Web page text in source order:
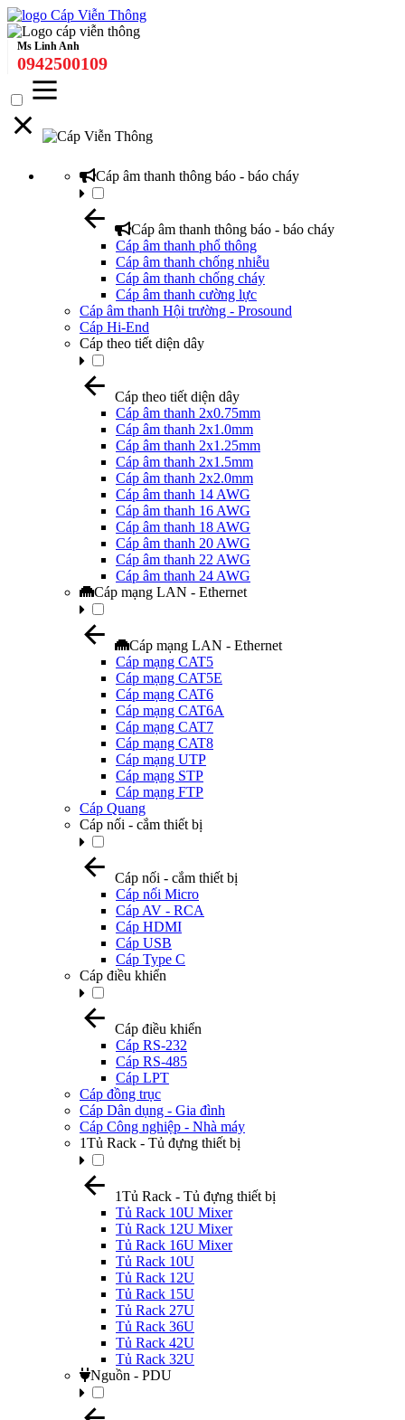
Ms Linh Anh
0942500109
Cáp âm thanh thông báo - báo cháy
Cáp âm thanh thông báo - báo cháy
Cáp âm thanh phổ thông
Cáp âm thanh chống nhiễu
Cáp âm thanh chống cháy
Cáp âm thanh cường lực
Cáp âm thanh Hội trường - Prosound
Cáp Hi-End
Cáp theo tiết diện dây
Cáp theo tiết diện dây
Cáp âm thanh 2x0.75mm
Cáp âm thanh 2x1.0mm
Cáp âm thanh 2x1.25mm
Cáp âm thanh 2x1.5mm
Cáp âm thanh 2x2.0mm
Cáp âm thanh 14 AWG
Cáp âm thanh 16 AWG
Cáp âm thanh 18 AWG
Cáp âm thanh 20 AWG
Cáp âm thanh 22 AWG
Cáp âm thanh 24 AWG
Cáp mạng LAN - Ethernet
Cáp mạng LAN - Ethernet
Cáp mạng CAT5
Cáp mạng CAT5E
Cáp mạng CAT6
Cáp mạng CAT6A
Cáp mạng CAT7
Cáp mạng CAT8
Cáp mạng UTP
Cáp mạng STP
Cáp mạng FTP
Cáp Quang
Cáp nối - cắm thiết bị
Cáp nối - cắm thiết bị
Cáp nối Micro
Cáp AV - RCA
Cáp HDMI
Cáp USB
Cáp Type C
Cáp điều khiển
Cáp điều khiển
Cáp RS-232
Cáp RS-485
Cáp LPT
Cáp đồng trục
Cáp Dân dụng - Gia đình
Cáp Công nghiệp - Nhà máy
1Tủ Rack - Tủ đựng thiết bị
1Tủ Rack - Tủ đựng thiết bị
Tủ Rack 10U Mixer
Tủ Rack 12U Mixer
Tủ Rack 16U Mixer
Tủ Rack 10U
Tủ Rack 12U
Tủ Rack 15U
Tủ Rack 27U
Tủ Rack 36U
Tủ Rack 42U
Tủ Rack 32U
Nguồn - PDU